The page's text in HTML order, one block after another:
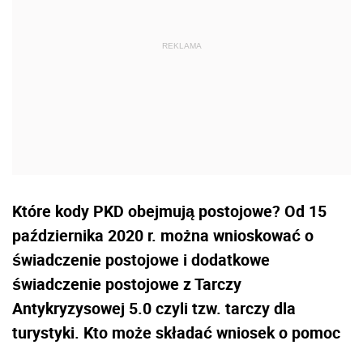
Które kody PKD obejmują postojowe? Od 15
października 2020 r. można wnioskować o
świadczenie postojowe i dodatkowe
świadczenie postojowe z Tarczy
Antykryzysowej 5.0 czyli tzw. tarczy dla
turystyki. Kto może składać wniosek o pomoc